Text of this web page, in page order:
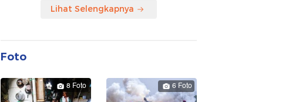
Lihat Selengkapnya
Foto
8 Foto 6 Foto